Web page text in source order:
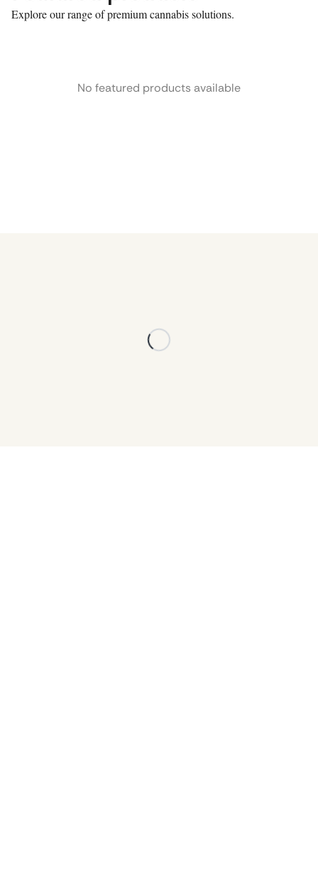
Explore our range of premium cannabis solutions.
No featured products available